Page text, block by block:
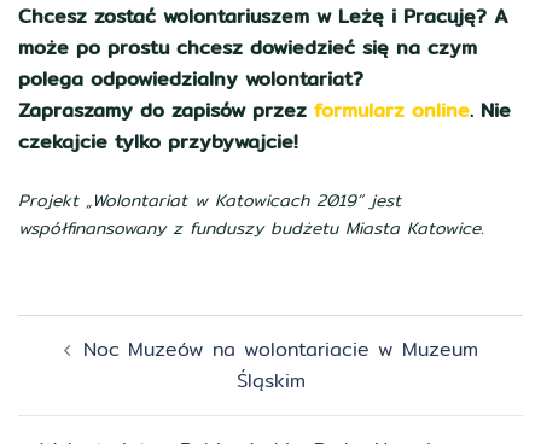
Chcesz zostać wolontariuszem w Leżę i Pracuję? A
może po prostu chcesz dowiedzieć się na czym
polega odpowiedzialny wolontariat?
Zapraszamy do zapisów przez formularz online. Nie
czekajcie tylko przybywajcie!
Projekt „Wolontariat w Katowicach 2019” jest
współfinansowany z funduszy budżetu Miasta Katowice.
Zobacz
wpisyNoc Muzeów na wolontariacie w Muzeum
Śląskim